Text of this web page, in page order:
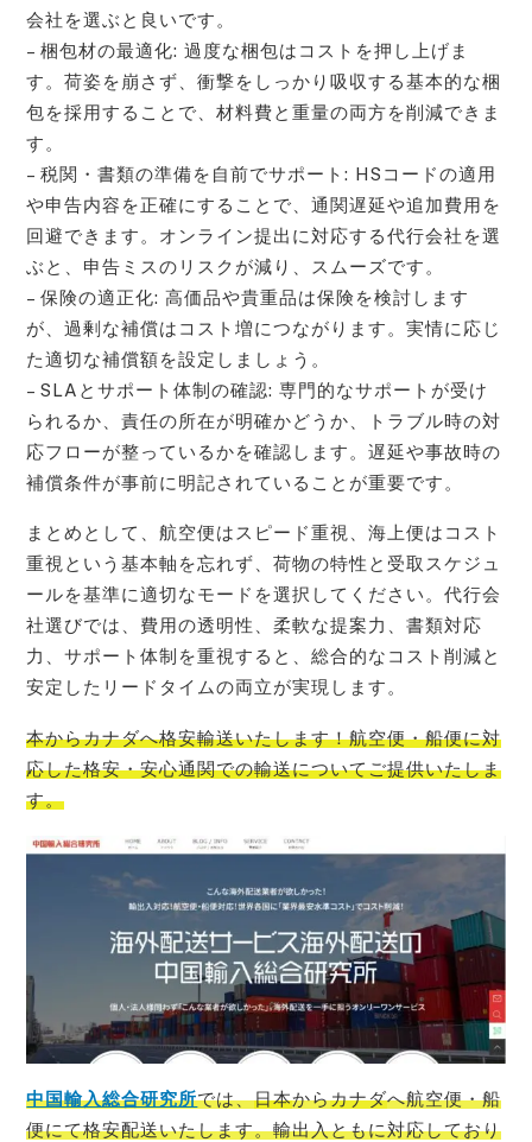
会社を選ぶと良いです。
– 梱包材の最適化: 過度な梱包はコストを押し上げま
す。荷姿を崩さず、衝撃をしっかり吸収する基本的な梱
包を採用することで、材料費と重量の両方を削減できま
す。
– 税関・書類の準備を自前でサポート: HSコードの適用
や申告内容を正確にすることで、通関遅延や追加費用を
回避できます。オンライン提出に対応する代行会社を選
ぶと、申告ミスのリスクが減り、スムーズです。
– 保険の適正化: 高価品や貴重品は保険を検討します
が、過剰な補償はコスト増につながります。実情に応じ
た適切な補償額を設定しましょう。
– SLAとサポート体制の確認: 専門的なサポートが受け
られるか、責任の所在が明確かどうか、トラブル時の対
応フローが整っているかを確認します。遅延や事故時の
補償条件が事前に明記されていることが重要です。
まとめとして、航空便はスピード重視、海上便はコスト
重視という基本軸を忘れず、荷物の特性と受取スケジュ
ールを基準に適切なモードを選択してください。代行会
社選びでは、費用の透明性、柔軟な提案力、書類対応
力、サポート体制を重視すると、総合的なコスト削減と
安定したリードタイムの両立が実現します。
本からカナダへ格安輸送いたします！航空便・船便に対
応した格安・安心通関での輸送についてご提供いたしま
す。
中国輸入総合研究所では、日本からカナダへ航空便・船
便にて格安配送いたします。輸出入ともに対応しており